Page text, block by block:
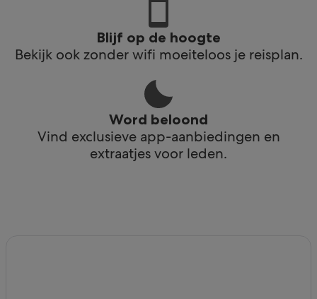
Blijf op de hoogte
Bekijk ook zonder wifi moeiteloos je reisplan.
Word beloond
Vind exclusieve app-aanbiedingen en
extraatjes voor leden.